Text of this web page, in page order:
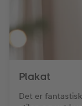
Plakat
Det er